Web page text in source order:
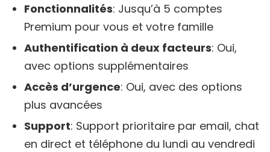
Fonctionnalités: Jusqu’à 5 comptes
Premium pour vous et votre famille
Authentification à deux facteurs: Oui,
avec options supplémentaires
Accès d’urgence: Oui, avec des options
plus avancées
Support: Support prioritaire par email, chat
en direct et téléphone du lundi au vendredi